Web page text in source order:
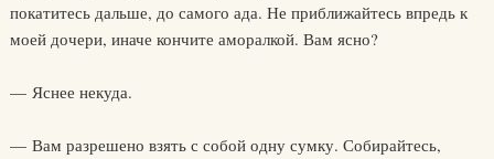
покатитесь дальше, до самого ада. Не приближайтесь впредь к
моей дочери, иначе кончите аморалкой. Вам ясно?
— Яснее некуда.
— Вам разрешено взять с собой одну сумку. Собирайтесь,